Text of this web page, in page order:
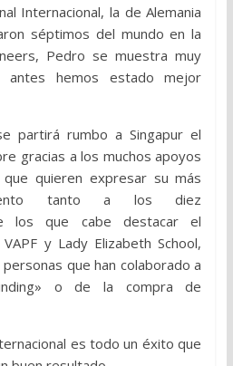
Internacional, la de Alemania
séptimos del mundo en la
Pedro se muestra muy
antes hemos estado mejor
partirá rumbo a Singapur el
gracias a los muchos apoyos
quieren expresar su más
tanto a los diez
los que cabe destacar el
y Lady Elizabeth School,
que han colaborado a
o de la compra de
es todo un éxito que